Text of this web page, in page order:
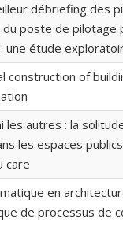
débriefing des
du poste de pilotage
une étude
construction of
les autres : la
les espaces
care
en
de processus de